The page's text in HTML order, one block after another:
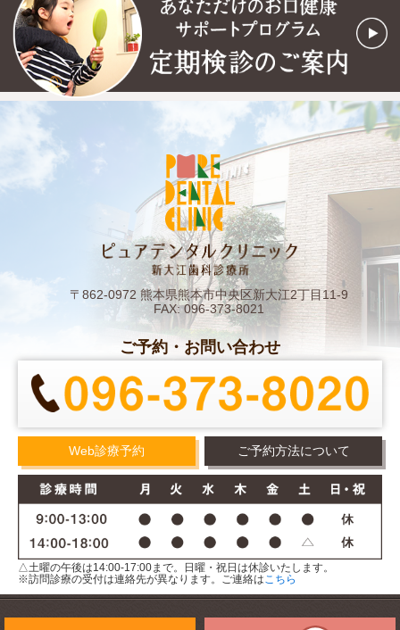
〒862-0972 熊本県熊本市中央区新大江2丁目11-9
FAX: 096-373-8021
ご予約・お問い合わせ
Web診療予約 ご予約方法について
△土曜の午後は14:00-17:00まで。日曜・祝日は休診いたします。
※訪問診療の受付は連絡先が異なります。ご連絡は こちら